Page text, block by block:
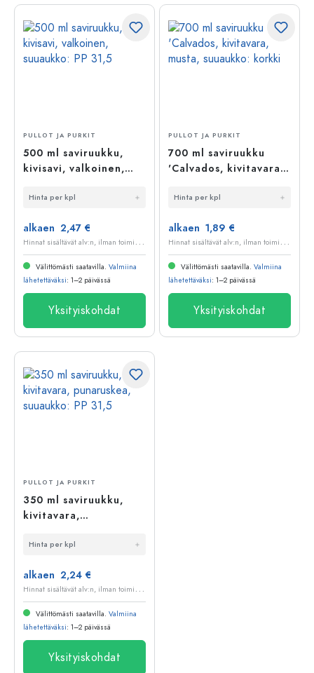
PULLOT JA PURKIT
500 ml saviruukku,
kivisavi, valkoinen,
Hinta per kpl
alkaen 2,47 €
H
innat sisältävät alv:n, ilman toimituskuluja
Välittömästi saatavilla. Valmiina
lähetettäväksi: 1–2 päivässä
Yksityiskohdat
PULLOT JA PURKIT
700 ml saviruukku
'Calvados, kivitavara,
korkki
Hinta per kpl
alkaen 1,89 €
H
innat sisältävät alv:n, ilman toimituskuluja
Välittömästi saatavilla. Valmiina
lähetettäväksi: 1–2 päivässä
Yksityiskohdat
PULLOT JA PURKIT
350 ml saviruukku,
kivitavara,
PP 31,5
Hinta per kpl
alkaen 2,24 €
H
innat sisältävät alv:n, ilman toimituskuluja
Välittömästi saatavilla. Valmiina
lähetettäväksi: 1–2 päivässä
Yksityiskohdat